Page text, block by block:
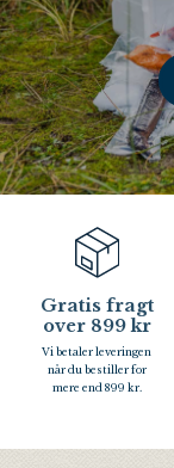
Gratis fragt
over 899 kr
Vi betaler leveringen
når du bestiller for
mere end 899 kr.